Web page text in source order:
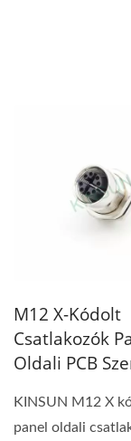
M12 X-Kódolt
Csatlakozók
Oldali PCB
KINSUN M12 X
panel oldali